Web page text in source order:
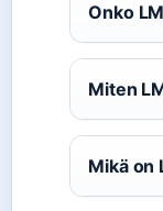
Onko
Miten
Mikä on